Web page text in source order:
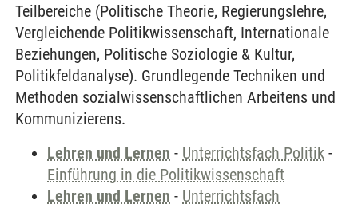
Teilbereiche (Politische Theorie, Regierungslehre,
Vergleichende Politikwissenschaft, Internationale
Beziehungen, Politische Soziologie & Kultur,
Politikfeldanalyse). Grundlegende Techniken und
Methoden sozialwissenschaftlichen Arbeitens und
Kommunizierens.
Lehren und Lernen - Unterrichtsfach Politik -
Einführung in die Politikwissenschaft
Lehren und Lernen - Unterrichtsfach